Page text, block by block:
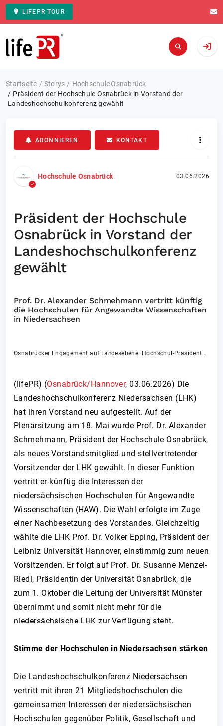
LIFEPR TOUR
Zur Startseite
Startseite Storys
Hochschule Osnabrück
Präsident der Hochschule Osnabrück in Vorstand der
Landeshochschulkonferenz gewählt
ABONNIEREN KONTAKT
Hochschule Osnabrück 03.06.2026
Präsident der Hochschule
Osnabrück in Vorstand der
Landeshochschulkonferenz
gewählt
Prof. Dr. Alexander Schmehmann vertritt künftig
die Hochschulen für Angewandte Wissenschaften
in Niedersachsen
Osnabrücker Engagement auf Landesebene: Hochschul-Präsident Prof. Dr. Alexander Schmehmann gehört nun dem Vorstand der Landeshochschulkonferenz Niedersachsen an und vertritt dort die Interessen der Hochschulen für Angewandte Wissenschaften
(lifePR) (Osnabrück/Hannover,03.06.2026) Die
Landeshochschulkonferenz Niedersachsen (LHK)
hat ihren Vorstand neu aufgestellt. Auf der
Plenarsitzung am 18. Mai wurde Prof. Dr. Alexander
Schmehmann, Präsident der Hochschule Osnabrück,
als neues Vorstandsmitglied und stellvertretender
Vorsitzender der LHK gewählt. In dieser Funktion
vertritt er künftig die Interessen der
niedersächsischen Hochschulen für Angewandte
Wissenschaften (HAW). Die Wahl erfolgte im Zuge
einer Nachbesetzung des Vorstandes. Gleichzeitig
wählte die LHK Prof. Dr. Volker Epping, Präsident der
Leibniz Universität Hannover, einstimmig zum neuen
Vorsitzenden. Er folgt auf Prof. Dr. Susanne Menzel-
Riedl, Präsidentin der Universität Osnabrück, die
zum 1. Oktober die Leitung der Universität Münster
übernimmt und somit nicht mehr für die
niedersächsische LHK zur Verfügung steht.
Stimme der Hochschulen in Niedersachsen stärken
Die Landeshochschulkonferenz Niedersachsen
vertritt mit ihren 21 Mitgliedshochschulen die
gemeinsamen Interessen der niedersächsischen
Hochschulen gegenüber Politik, Gesellschaft und